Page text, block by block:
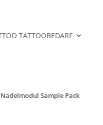
TATTOOBEDARF
Sample Pack